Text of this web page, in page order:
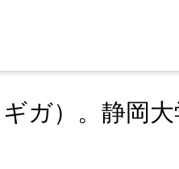
ガ）。静岡